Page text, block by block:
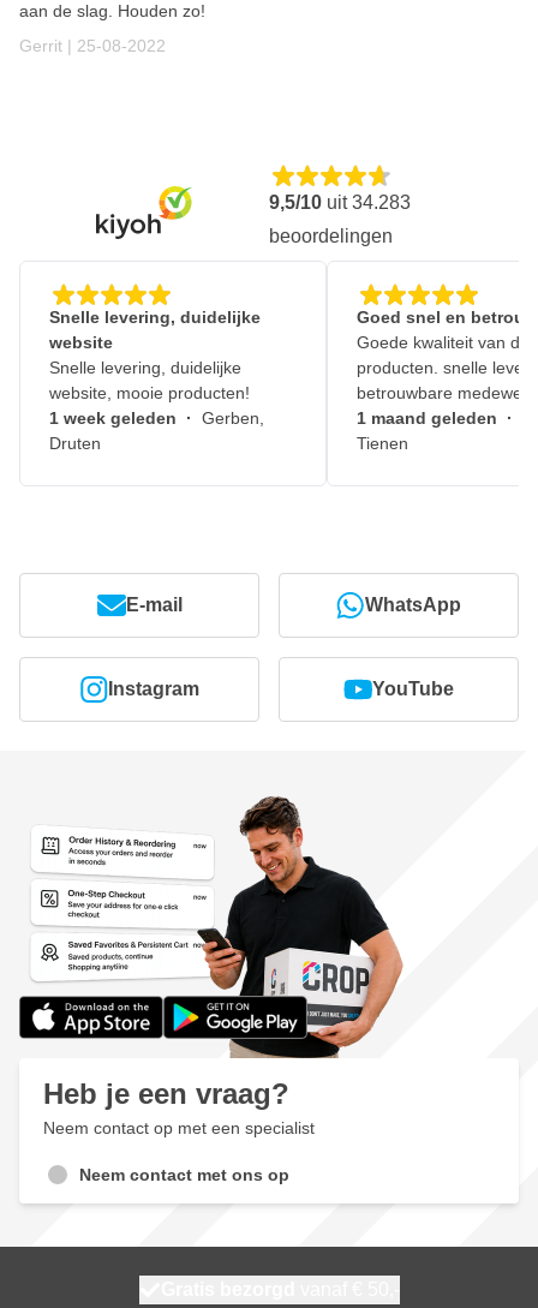
aan de slag. Houden zo!
Gerrit | 25 augustus 2022
25-08-2022
9,5/10 uit34.283
beoordelingen
Snelle levering, duidelijke
website
Snelle levering, duidelijke
website, mooie producten!
1 week geleden · Gerben,
Druten
Goed snel en
Goede kwaliteit van de
producten. snelle
betrouwbare
1 maand geleden ·
Tienen
E-mail WhatsApp
Instagram YouTube
Heb je een vraag?
Neem contact op met een specialist
Neem contact met ons op